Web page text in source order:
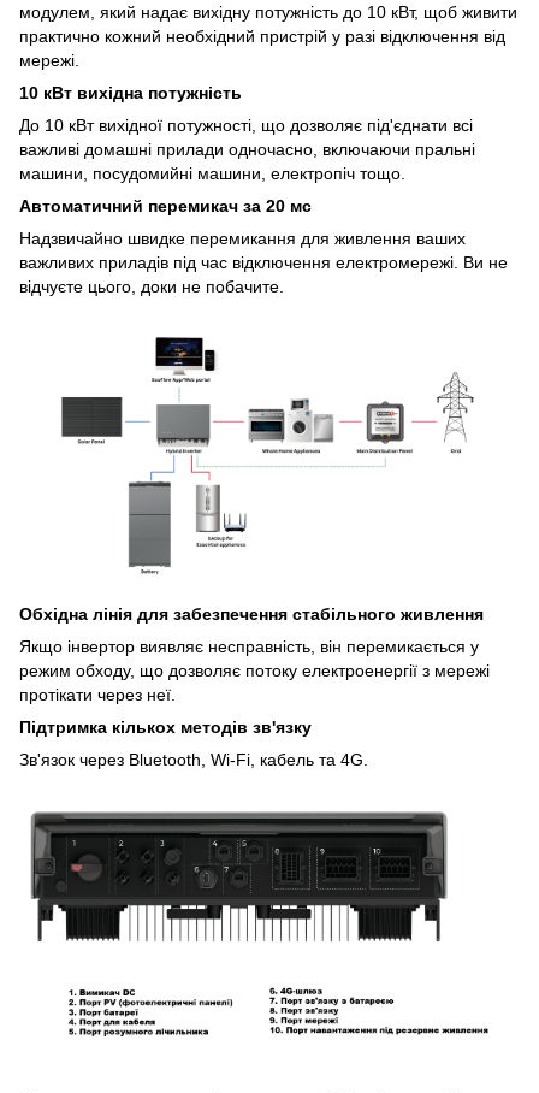
модулем, який надає вихідну потужність до 10 кВт, щоб живити
практично кожний необхідний пристрій у разі відключення від
мережі.
10 кВт вихідна потужність
До 10 кВт вихідної потужності, що дозволяє під'єднати всі
важливі домашні прилади одночасно, включаючи пральні
машини, посудомийні машини, електропіч тощо.
Автоматичний перемикач за 20 мс
Надзвичайно швидке перемикання для живлення ваших
важливих приладів під час відключення електромережі. Ви не
відчуєте цього, доки не побачите.
Обхідна лінія для забезпечення стабільного живлення
Якщо інвертор виявляє несправність, він перемикається у
режим обходу, що дозволяє потоку електроенергії з мережі
протікати через неї.
Підтримка кількох методів зв'язку
Зв'язок через Bluetooth, Wi-Fi, кабель та 4G.